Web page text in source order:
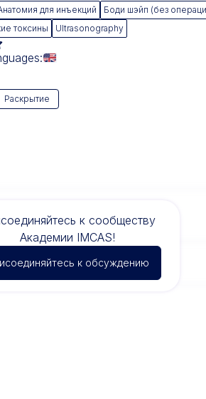
для инъекций
Боди шэйп (без
токсины
Ultrasonography
Раскрытие
к сообществу
Академии IMCAS!
к обсуждению